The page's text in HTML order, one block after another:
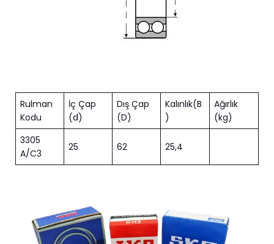
Rulman
Kodu
İç Çap
(d)
Dış Çap
(D)
Kalınlık(B
)
Ağırlık
(kg)
3305
A/C3
25 62 25,4